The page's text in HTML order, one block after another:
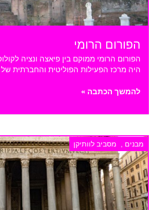
הפורום הרומי
הפורום הרומי ממוקם בין פיאצה ונציה
היה מרכז הפעילות הפוליטית והחברתית
הפורום
להמשך הכתבה »
מבנים מסביב לוותיקן